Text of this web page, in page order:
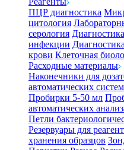
ПЦР диагностика
цитология
серология
инфекции
крови Клеточная
Расходные материалы
Наконечники для
автоматических систем
Пробирки 5-50 мл
автоматических
Петли
Резервуары для
хранения образцов